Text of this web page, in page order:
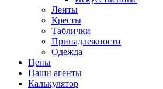
Ленты
Кресты
Таблички
Принадлежности
Одежда
Цены
Наши агенты
Калькулятор